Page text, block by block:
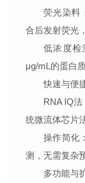
荧光染料
合后发射荧光
低浓度检
μg/mL的蛋白
快速与便
RNA IQ法
统微流体芯片
操作简化
测，无需复杂
多功能与